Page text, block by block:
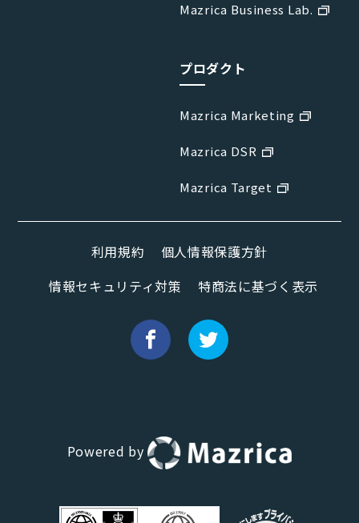
Mazrica Business Lab.
プロダクト
Mazrica Marketing
Mazrica DSR
Mazrica Target
利用規約
個人情報保護方針
情報セキュリティ対策
特商法に基づく表示
Powered by